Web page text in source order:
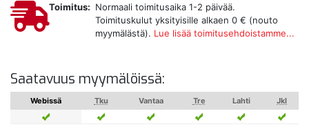
Toimitus: Normaali toimitusaika 1-2 päivää.
Toimituskulut yksityisille alkaen 0 € (nouto
myymälästä). Lue lisää toimitusehdoistamme...
Saatavuus myymälöissä:
Webissä Tku Vantaa Tre Lahti Jkl